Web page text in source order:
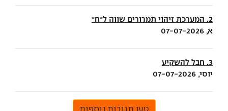
2. המערכת זיהוי תמרורים שווה ל*ח*
א, 07-07-2026
3. חבל להשקיע
יוסי, 07-07-2026